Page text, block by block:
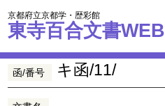
京都府立京都学・歴彩館
東寺百合文書WEB
函/番号 キ函/11/